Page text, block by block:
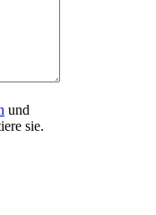
und
sie.